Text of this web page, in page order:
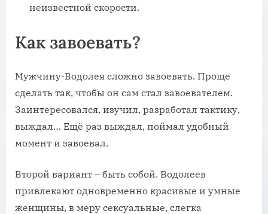
неизвестной скорости.
Как завоевать?
Мужчину-Водолея сложно завоевать. Проще
сделать так, чтобы он сам стал завоевателем.
Заинтересовался, изучил, разработал тактику,
выждал… Ещё раз выждал, поймал удобный
момент и завоевал.
Второй вариант – быть собой. Водолеев
привлекают одновременно красивые и умные
женщины, в меру сексуальные, слегка